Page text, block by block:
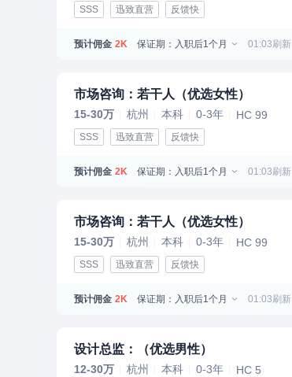
SSS 迅致直营 反馈快
预计佣金 2K 保证期：入职后1个月 01:03刷新
市场咨询：若干人（优选女性）
15-30万 杭州 本科 0-3年 HC 99
SSS 迅致直营 反馈快
预计佣金 2K 保证期：入职后1个月 01:03刷新
市场咨询：若干人（优选女性）
15-30万 杭州 本科 0-3年 HC 99
SSS 迅致直营 反馈快
预计佣金 2K 保证期：入职后1个月 01:03刷新
设计总监：（优选男性）
12-30万 杭州 本科 0-3年 HC 5